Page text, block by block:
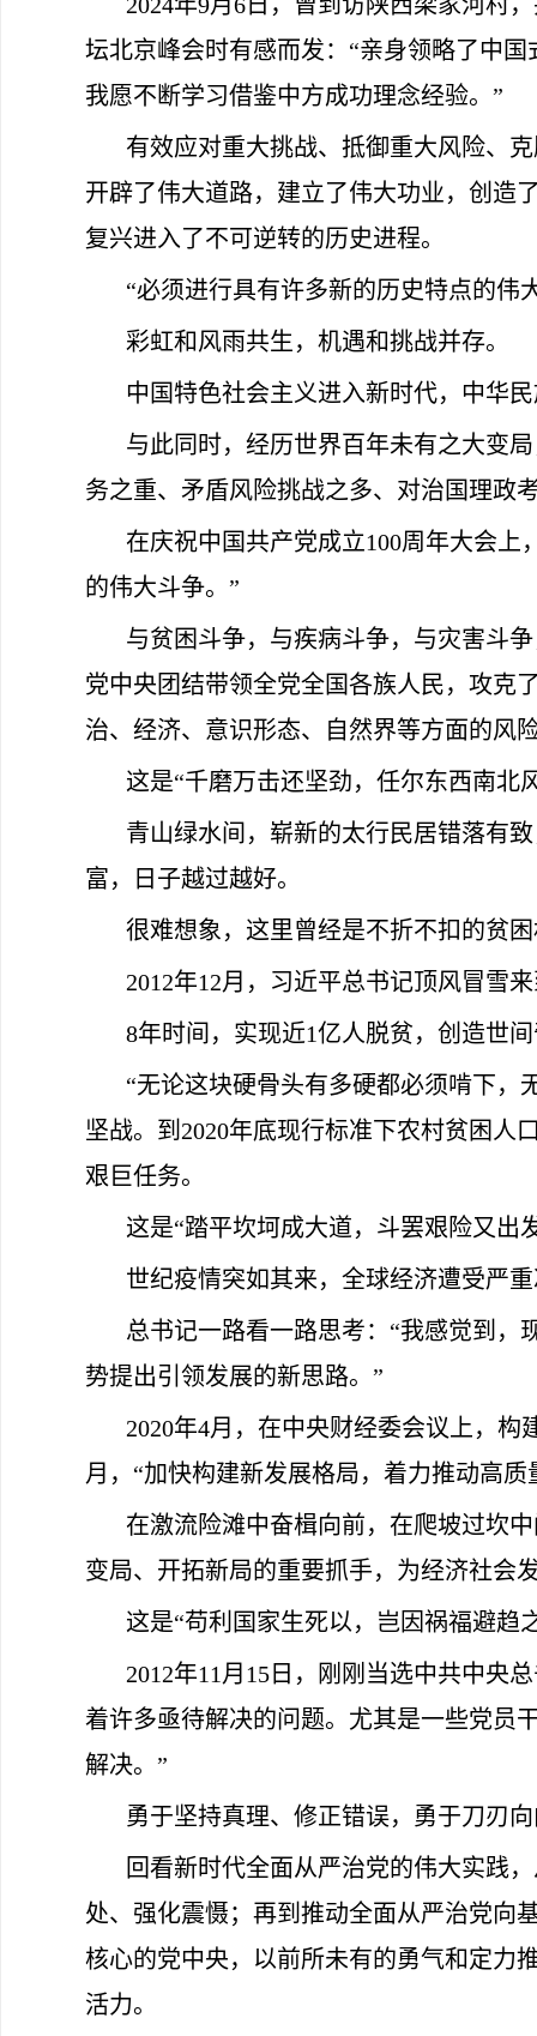
坛北京峰会时有感而发：“亲身领略了中
我愿不断学习借鉴中方成功理念经验。”
有效应对重大挑战、抵御重大风险、
开辟了伟大道路，建立了伟大功业，创造
复兴进入了不可逆转的历史进程。
“必须进行具有许多新的历史特点的伟
彩虹和风雨共生，机遇和挑战并存。
中国特色社会主义进入新时代，中华
与此同时，经历世界百年未有之大变
务之重、矛盾风险挑战之多、对治国理政
在庆祝中国共产党成立100周年大会
的伟大斗争。”
与贫困斗争，与疾病斗争，与灾害斗
党中央团结带领全党全国各族人民，攻克
治、经济、意识形态、自然界等方面的风
这是“千磨万击还坚劲，任尔东西南北
青山绿水间，崭新的太行民居错落有
富，日子越过越好。
很难想象，这里曾经是不折不扣的贫
2012年12月，习近平总书记顶风冒雪
8年时间，实现近1亿人脱贫，创造世
“无论这块硬骨头有多硬都必须啃下，
坚战。到2020年底现行标准下农村贫困人
艰巨任务。
这是“踏平坎坷成大道，斗罢艰险又出
世纪疫情突如其来，全球经济遭受严
总书记一路看一路思考：“我感觉到，
势提出引领发展的新思路。”
2020年4月，在中央财经委会议上，
月，“加快构建新发展格局，着力推动高
在激流险滩中奋楫向前，在爬坡过坎
变局、开拓新局的重要抓手，为经济社会
这是“苟利国家生死以，岂因祸福避趋
2012年11月15日，刚刚当选中共中央
着许多亟待解决的问题。尤其是一些党员
解决。”
勇于坚持真理、修正错误，勇于刀刃
回看新时代全面从严治党的伟大实践
处、强化震慑；再到推动全面从严治党
核心的党中央，以前所未有的勇气和定力
活力。